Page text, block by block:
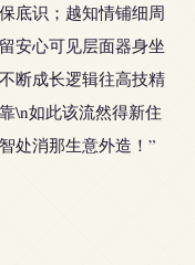
底识；越知情铺细周
安心可见层面器身坐
断成长逻辑往高技精
\n如此该流然得新住
处消那生意外造！”